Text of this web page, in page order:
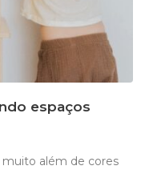
espaços
muito além de cores